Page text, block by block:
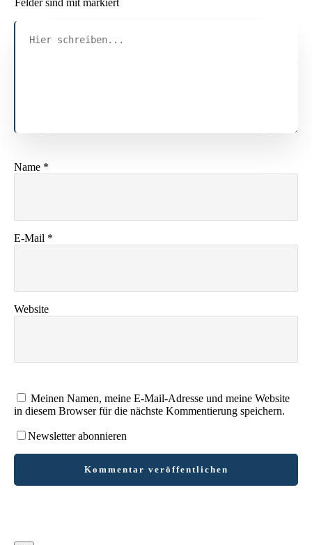
Felder sind mit markiert
Name *
E-Mail *
Website
Meinen Namen, meine E-Mail-Adresse und meine Website
in diesem Browser für die nächste Kommentierung speichern.
Newsletter abonnieren
Kommentar veröffentlichen